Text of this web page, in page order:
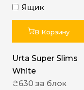
Ящик
В Корзину
Urta Super Slims
White
₴630 за блок